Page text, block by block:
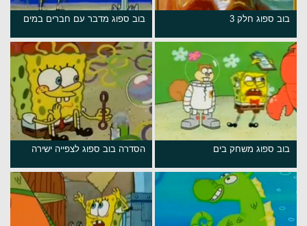
בוב ספוג חלק 3 בוב ספוג מדבר עם חברים במים
בוב ספוג משחק בים הסדרה בוב ספוג לצפייה ישירה